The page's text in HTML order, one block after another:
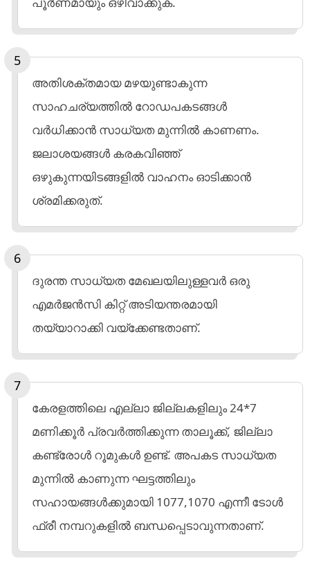
അതിശക്തമായ മഴയുണ്ടാകുന്ന
സാഹചര്യത്തിൽ റോഡപകടങ്ങൾ
വർധിക്കാൻ സാധ്യത മുന്നിൽ കാണണം.
ജലാശയങ്ങൾ കരകവിഞ്ഞ്
ഒഴുകുന്നയിടങ്ങളിൽ വാഹനം ഓടിക്കാൻ
ശ്രമിക്കരുത്.
ദുരന്ത സാധ്യത മേഖലയിലുള്ളവർ ഒരു
എമർജൻസി കിറ്റ് അടിയന്തരമായി
തയ്യാറാക്കി വയ്ക്കേണ്ടതാണ്.
കേരളത്തിലെ എല്ലാ ജില്ലകളിലും 24*7
മണിക്കൂർ പ്രവർത്തിക്കുന്ന താലൂക്ക്, ജില്ലാ
കണ്ട്രോൾ റൂമുകൾ ഉണ്ട്. അപകട സാധ്യത
മുന്നിൽ കാണുന്ന ഘട്ടത്തിലും
സഹായങ്ങൾക്കുമായി 1077,1070 എന്നീ ടോൾ
ഫ്രീ നമ്പറുകളിൽ ബന്ധപ്പെടാവുന്നതാണ്.